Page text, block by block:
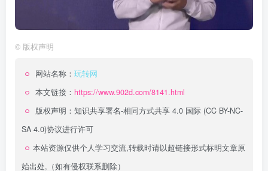
© 版权声明
网站名称： 玩转网
本文链接： https://www.902d.com/8141.html
版权声明： 知识共享署名-相同方式共享 4.0 国际 (CC BY-NC-
SA 4.0)协议进行许可
本站资源仅供个人学习交流,转载时请以超链接形式标明文章原
始出处,（如有侵权联系删除）